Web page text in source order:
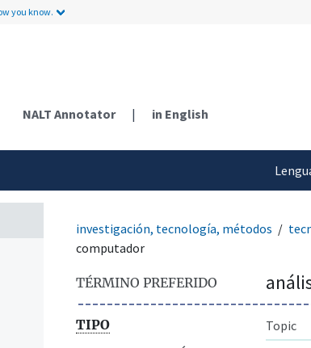
you know.
NALT Annotator | in English
investigación, tecnología, métodos
computador
TÉRMINO PREFERIDO
TIPO
Topic